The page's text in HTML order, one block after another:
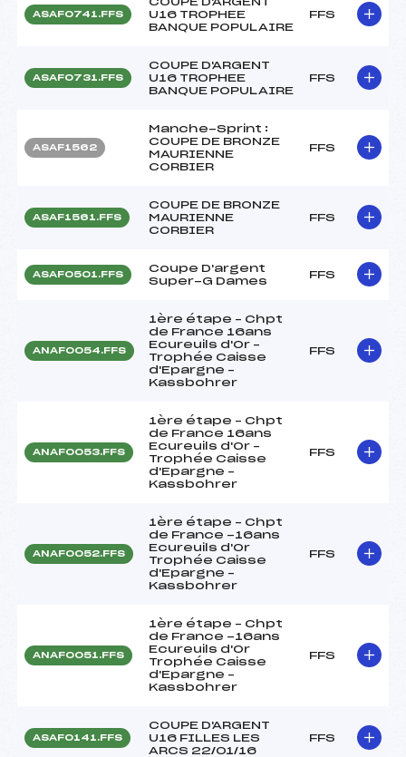
ASAF0741.FFS
U16 TROPHEE
BANQUE POPULAIRE
FFS
ASAF0731.FFS
COUPE D'ARGENT
U16 TROPHEE
BANQUE POPULAIRE
FFS
ASAF1562
Manche-Sprint :
COUPE DE BRONZE
MAURIENNE
CORBIER
FFS
ASAF1561.FFS
COUPE DE BRONZE
MAURIENNE
CORBIER
FFS
ASAF0501.FFS
Coupe D'argent
Super-G Dames
FFS
ANAF0054.FFS
1ère étape – Chpt
de France 16ans
Ecureuils d'Or –
Trophée Caisse
d'Epargne –
Kassbohrer
FFS
ANAF0053.FFS
1ère étape – Chpt
de France 16ans
Ecureuils d'Or –
Trophée Caisse
d'Epargne –
Kassbohrer
FFS
ANAF0052.FFS
1ère étape – Chpt
de France -16ans
Ecureuils d'Or
Trophée Caisse
d'Epargne –
Kassbohrer
FFS
ANAF0051.FFS
1ère étape – Chpt
de France -16ans
Ecureuils d'Or
Trophée Caisse
d'Epargne –
Kassbohrer
FFS
ASAF0141.FFS
COUPE D'ARGENT
U16 FILLES LES
ARCS 22/01/16
FFS